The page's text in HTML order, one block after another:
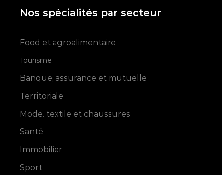
Nos spécialités par secteur
Food et agroalimentaire
Tourisme
Banque, assurance et mutuelle
Territoriale
Mode, textile et chaussures
Santé
Immobilier
Sport